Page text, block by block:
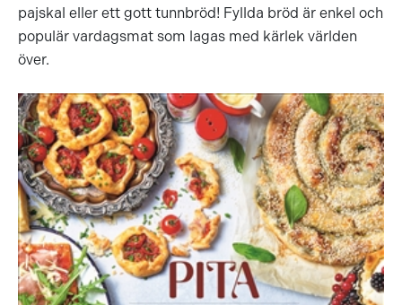
pajskal eller ett gott tunnbröd! Fyllda bröd är enkel och
populär vardagsmat som lagas med kärlek världen
över.